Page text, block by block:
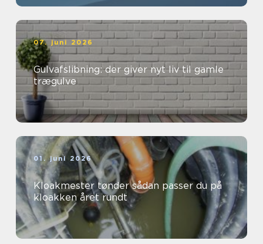
07. juni 2026
Gulvafslibning: der giver nyt liv til gamle
trægulve
01. juni 2026
Kloakmester tønder sådan passer du på
kloakken året rundt